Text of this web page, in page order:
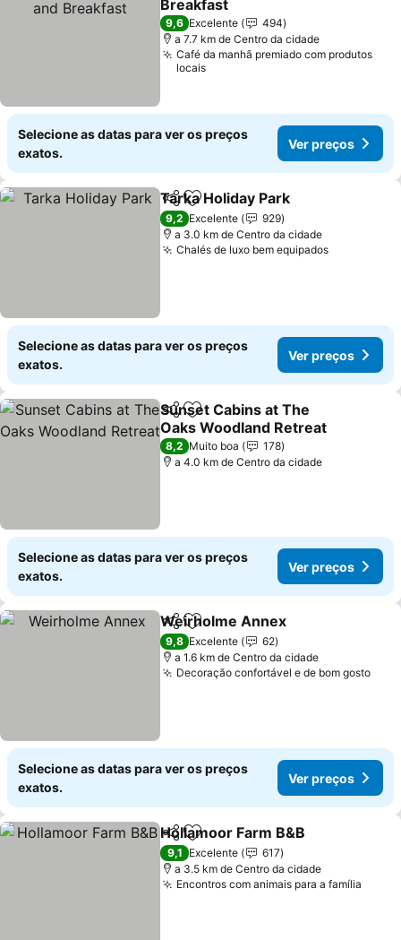
Breakfast
Ver preços
9,6 Excelente
494
a 7.7 km de Centro da cidade
Café da manhã premiado com produtos
locais
Selecione as datas para ver os preços
exatos.
Ver preços
PartilharAdicionar aos favoritos
Tarka Holiday Park
9,2 Excelente
929
a 3.0 km de Centro da cidade
Chalés de luxo bem equipadosVer preços
Selecione as datas para ver os preços
exatos.
Ver preços
PartilharAdicionar aos favoritos
Sunset Cabins at The
Oaks Woodland Retreat
Ver preços
8,2 Muito boa
178
a 4.0 km de Centro da cidade
Selecione as datas para ver os preços
exatos.
Ver preços
PartilharAdicionar aos favoritos
Weirholme Annex
9,8 Excelente
62
a 1.6 km de Centro da cidade
Decoração confortável e de bom gostoVer
Selecione as datas para ver os preços
exatos.
Ver preços
PartilharAdicionar aos favoritos
Hollamoor Farm B&B
9,1 Excelente
617
a 3.5 km de Centro da cidade
Encontros com animais para a família